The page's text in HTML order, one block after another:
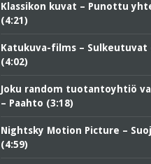
Klassikon kuvat – Punottu
(4:21)
Katukuva-films – Sulkeutuvat
(4:02)
Joku random tuotantoyhtiö
– Paahto (3:18)
Nightsky Motion Picture –
(4:59)